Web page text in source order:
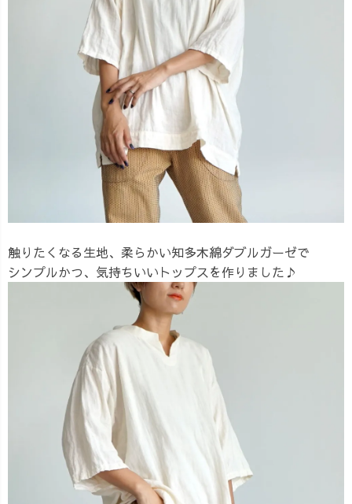
触りたくなる生地、柔らかい知多木綿ダブルガーゼで
シンプルかつ、気持ちいいトップスを作りました♪